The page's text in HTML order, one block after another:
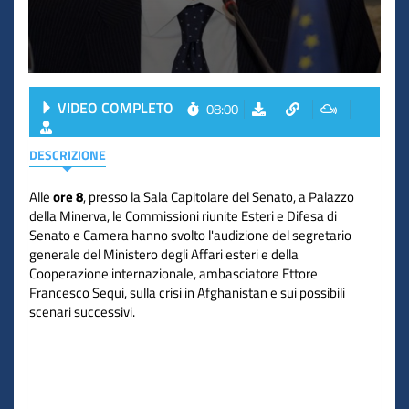
VIDEO COMPLETO 08:00
DESCRIZIONE
Alleore 8, presso la Sala Capitolare del Senato, a Palazzo
della Minerva, le Commissioni riunite Esteri e Difesa di
Senato e Camera hanno svolto l'audizione del segretario
generale del Ministero degli Affari esteri e della
Cooperazione internazionale, ambasciatore Ettore
Francesco Sequi, sulla crisi in Afghanistan e sui possibili
scenari successivi.